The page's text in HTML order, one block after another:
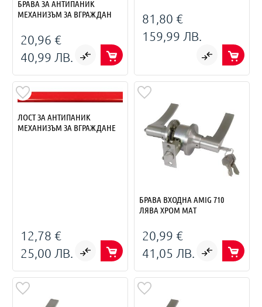
БРАВА ЗА АНТИПАНИК
МЕХАНИЗЪМ ЗА ВГРАЖДАН
20,96 €
40,99 ЛВ.
81,80 €
159,99 ЛВ.
ЛОСТ ЗА АНТИПАНИК
МЕХАНИЗЪМ ЗА ВГРАЖДАНЕ
12,78 €
25,00 ЛВ.
БРАВА ВХОДНА AMIG 710
ЛЯВА ХРОМ МАТ
20,99 €
41,05 ЛВ.